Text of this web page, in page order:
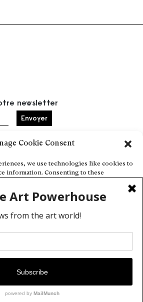
Cookie Consent
we use technologies like cookies to
information. Consenting to these
Not consenting or withdrawing consent,
features and functions.
Deny
View preferences
Cookie Policy
Instagram
sur Youtube
newsletter
événement